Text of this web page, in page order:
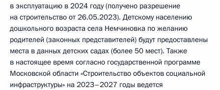
в эксплуатацию в 2024 году (получено разрешение
на строительство от 26.05.2023). Детскому населению
дошкольного возраста села Немчиновка по желанию
родителей (законных представителей) будут предоставлены
места в данных детских садах (более 50 мест). Также
в настоящее время согласно государственной программе
Московской области «Строительство объектов социальной
инфраструктуры» на 2023–2027 годы ведется